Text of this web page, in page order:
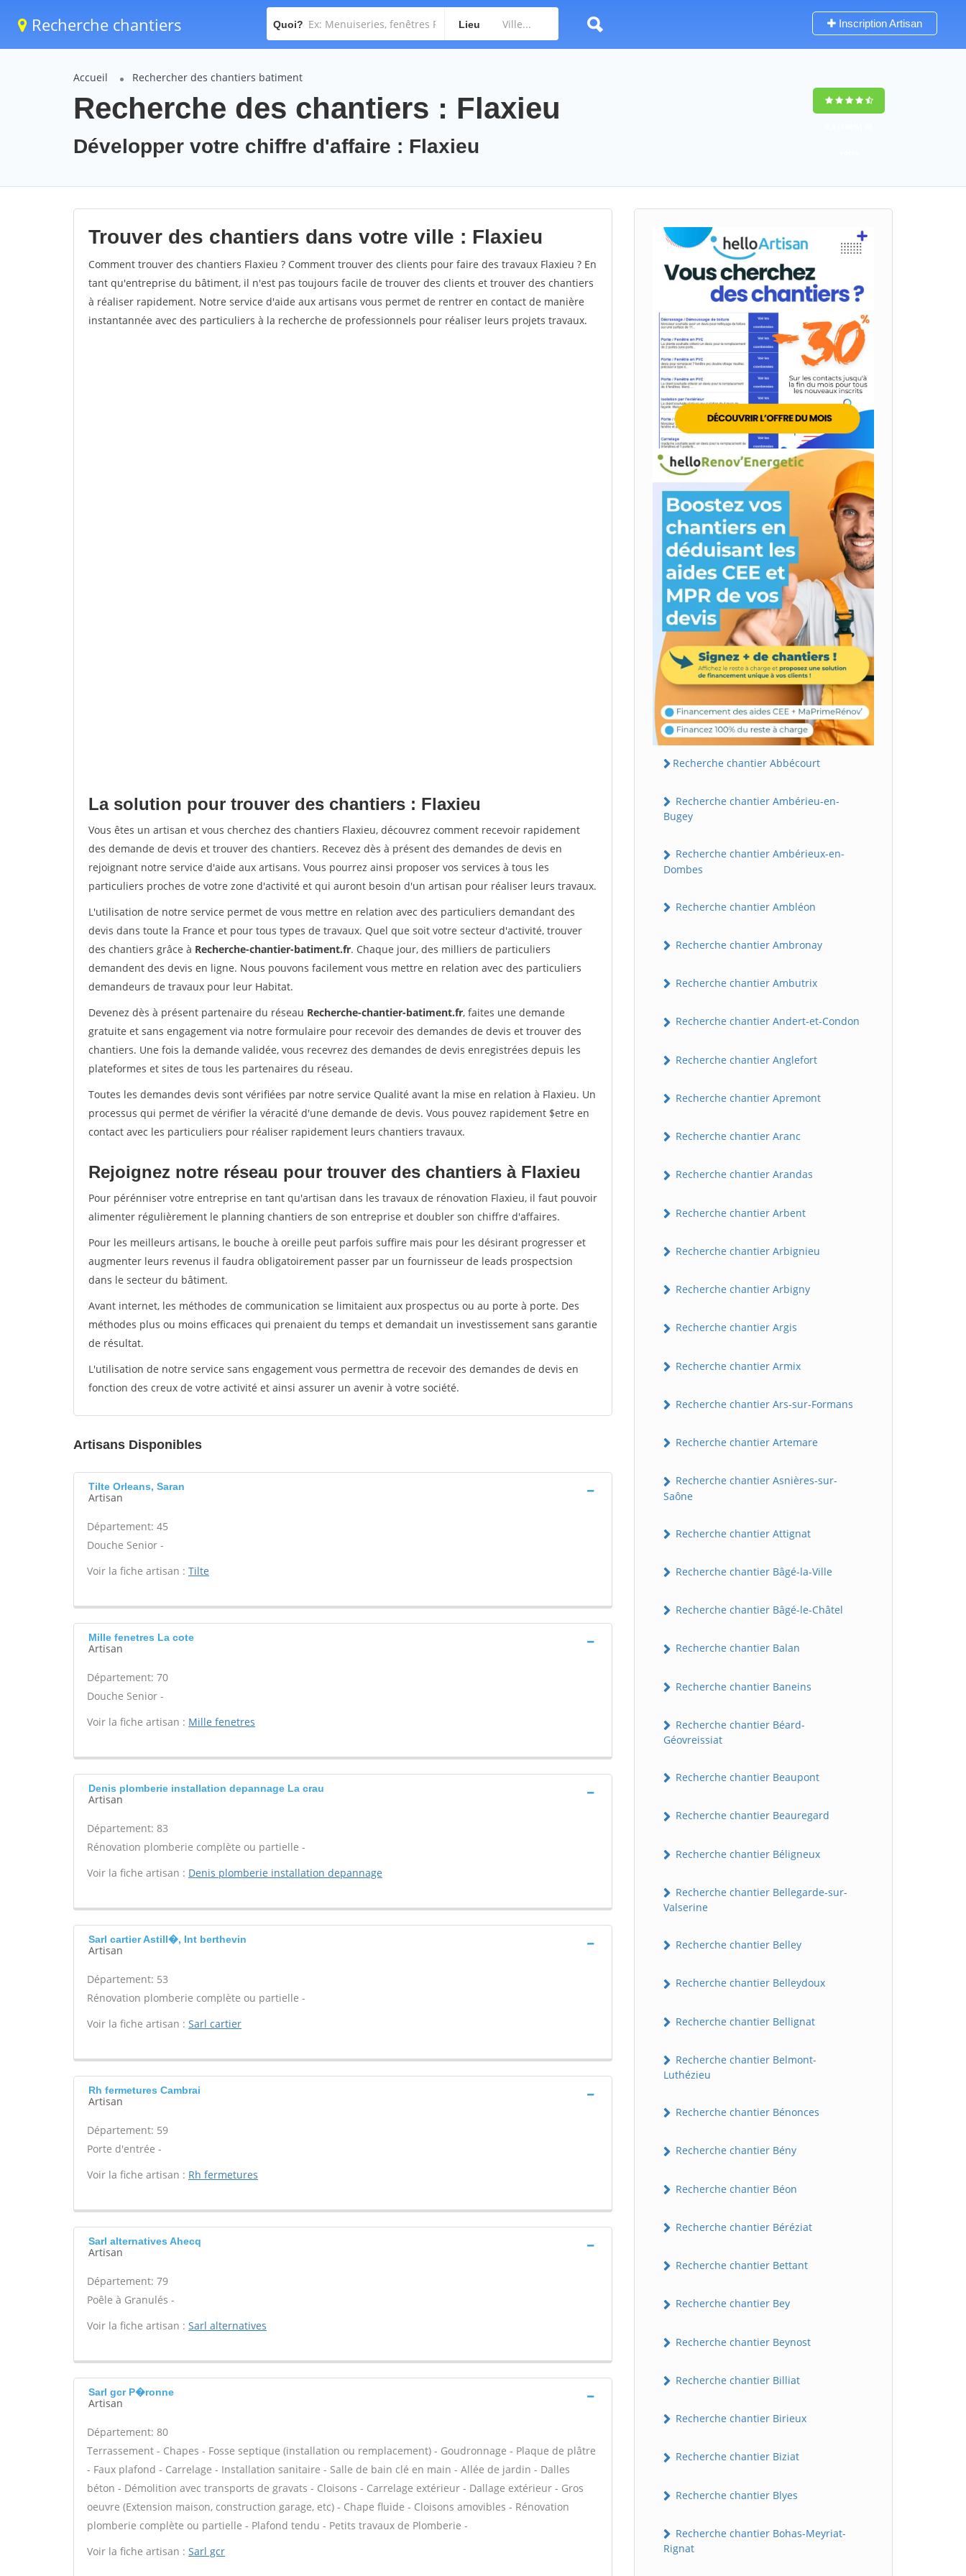
Recherche chantiers Quoi? Lieu Inscription Artisan
Accueil Rechercher des chantiers batiment
Recherche des chantiers : Flaxieu
Développer votre chiffre d'affaire : Flaxieu
Trouver des chantiers dans votre ville : Flaxieu
Comment trouver des chantiers Flaxieu ? Comment trouver des clients pour faire des travaux Flaxieu ? En
tant qu'entreprise du bâtiment, il n'est pas toujours facile de trouver des clients et trouver des chantiers
à réaliser rapidement. Notre service d'aide aux artisans vous permet de rentrer en contact de manière
instantannée avec des particuliers à la recherche de professionnels pour réaliser leurs projets travaux.
La solution pour trouver des chantiers : Flaxieu
Vous êtes un artisan et vous cherchez des chantiers Flaxieu, découvrez comment recevoir rapidement
des demande de devis et trouver des chantiers. Recevez dès à présent des demandes de devis en
rejoignant notre service d'aide aux artisans. Vous pourrez ainsi proposer vos services à tous les
particuliers proches de votre zone d'activité et qui auront besoin d'un artisan pour réaliser leurs travaux.
L'utilisation de notre service permet de vous mettre en relation avec des particuliers demandant des
devis dans toute la France et pour tous types de travaux. Quel que soit votre secteur d'activité, trouver
des chantiers grâce à Recherche-chantier-batiment.fr. Chaque jour, des milliers de particuliers
demandent des devis en ligne. Nous pouvons facilement vous mettre en relation avec des particuliers
demandeurs de travaux pour leur Habitat.
Devenez dès à présent partenaire du réseau Recherche-chantier-batiment.fr, faites une demande
gratuite et sans engagement via notre formulaire pour recevoir des demandes de devis et trouver des
chantiers. Une fois la demande validée, vous recevrez des demandes de devis enregistrées depuis les
plateformes et sites de tous les partenaires du réseau.
Toutes les demandes devis sont vérifiées par notre service Qualité avant la mise en relation à Flaxieu. Un
processus qui permet de vérifier la véracité d'une demande de devis. Vous pouvez rapidement $etre en
contact avec les particuliers pour réaliser rapidement leurs chantiers travaux.
Rejoignez notre réseau pour trouver des chantiers à Flaxieu
Pour pérénniser votre entreprise en tant qu'artisan dans les travaux de rénovation Flaxieu, il faut pouvoir
alimenter régulièrement le planning chantiers de son entreprise et doubler son chiffre d'affaires.
Pour les meilleurs artisans, le bouche à oreille peut parfois suffire mais pour les désirant progresser et
augmenter leurs revenus il faudra obligatoirement passer par un fournisseur de leads prospectsion
dans le secteur du bâtiment.
Avant internet, les méthodes de communication se limitaient aux prospectus ou au porte à porte. Des
méthodes plus ou moins efficaces qui prenaient du temps et demandait un investissement sans garantie
de résultat.
L'utilisation de notre service sans engagement vous permettra de recevoir des demandes de devis en
fonction des creux de votre activité et ainsi assurer un avenir à votre société.
Artisans Disponibles
Tilte Orleans, Saran
Artisan
Département: 45
Douche Senior -
Voir la fiche artisan : Tilte
Mille fenetres La cote
Artisan
Département: 70
Douche Senior -
Voir la fiche artisan : Mille fenetres
Denis plomberie installation depannage La crau
Artisan
Département: 83
Rénovation plomberie complète ou partielle -
Voir la fiche artisan : Denis plomberie installation depannage
Sarl cartier Astill�, Int berthevin
Artisan
Département: 53
Rénovation plomberie complète ou partielle -
Voir la fiche artisan : Sarl cartier
Rh fermetures Cambrai
Artisan
Département: 59
Porte d'entrée -
Voir la fiche artisan : Rh fermetures
Sarl alternatives Ahecq
Artisan
Département: 79
Poêle à Granulés -
Voir la fiche artisan : Sarl alternatives
Sarl gcr P�ronne
Artisan
Département: 80
Terrassement - Chapes - Fosse septique (installation ou remplacement) - Goudronnage - Plaque de plâtre
- Faux plafond - Carrelage - Installation sanitaire - Salle de bain clé en main - Allée de jardin - Dalles
béton - Démolition avec transports de gravats - Cloisons - Carrelage extérieur - Dallage extérieur - Gros
oeuvre (Extension maison, construction garage, etc) - Chape fluide - Cloisons amovibles - Rénovation
plomberie complète ou partielle - Plafond tendu - Petits travaux de Plomberie -
Voir la fiche artisan : Sarl gcr
Recherche chantier Abbécourt
Recherche chantier Ambérieu-en-
Bugey
Recherche chantier Ambérieux-en-
Dombes
Recherche chantier Ambléon
Recherche chantier Ambronay
Recherche chantier Ambutrix
Recherche chantier Andert-et-Condon
Recherche chantier Anglefort
Recherche chantier Apremont
Recherche chantier Aranc
Recherche chantier Arandas
Recherche chantier Arbent
Recherche chantier Arbignieu
Recherche chantier Arbigny
Recherche chantier Argis
Recherche chantier Armix
Recherche chantier Ars-sur-Formans
Recherche chantier Artemare
Recherche chantier Asnières-sur-
Saône
Recherche chantier Attignat
Recherche chantier Bâgé-la-Ville
Recherche chantier Bâgé-le-Châtel
Recherche chantier Balan
Recherche chantier Baneins
Recherche chantier Béard-
Géovreissiat
Recherche chantier Beaupont
Recherche chantier Beauregard
Recherche chantier Béligneux
Recherche chantier Bellegarde-sur-
Valserine
Recherche chantier Belley
Recherche chantier Belleydoux
Recherche chantier Bellignat
Recherche chantier Belmont-
Luthézieu
Recherche chantier Bénonces
Recherche chantier Bény
Recherche chantier Béon
Recherche chantier Béréziat
Recherche chantier Bettant
Recherche chantier Bey
Recherche chantier Beynost
Recherche chantier Billiat
Recherche chantier Birieux
Recherche chantier Biziat
Recherche chantier Blyes
Recherche chantier Bohas-Meyriat-
Rignat